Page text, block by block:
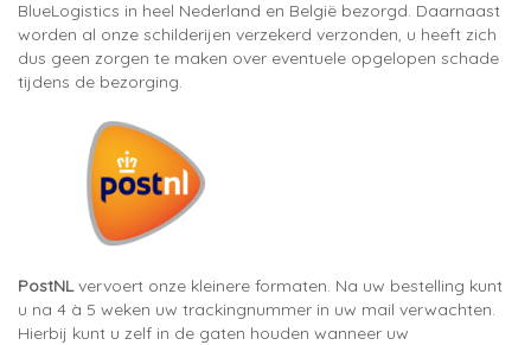
BlueLogistics in heel Nederland en België bezorgd. Daarnaast
worden al onze schilderijen verzekerd verzonden, u heeft zich
dus geen zorgen te maken over eventuele opgelopen schade
tijdens de bezorging.
PostNLvervoert onze kleinere formaten. Na uw bestelling kunt
u na 4 à 5 weken uw trackingnummer in uw mail verwachten.
Hierbij kunt u zelf in de gaten houden wanneer uw